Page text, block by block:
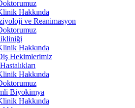
Hakkında
ve Reanimasyon
Hakkında
Hekimlerimiz
Hakkında
Biyokimya
Hakkında